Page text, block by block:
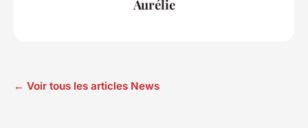
Aurélie
← Voir tous les articles News